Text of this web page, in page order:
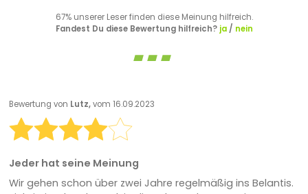
67% unserer Leser finden diese Meinung hilfreich.
Fandest Du diese Bewertung hilfreich? ja/ nein
Bewertung von Lutz,vom 16.09.2023
Jeder hat seine Meinung
Wir gehen schon über zwei Jahre regelmäßig ins Belantis.